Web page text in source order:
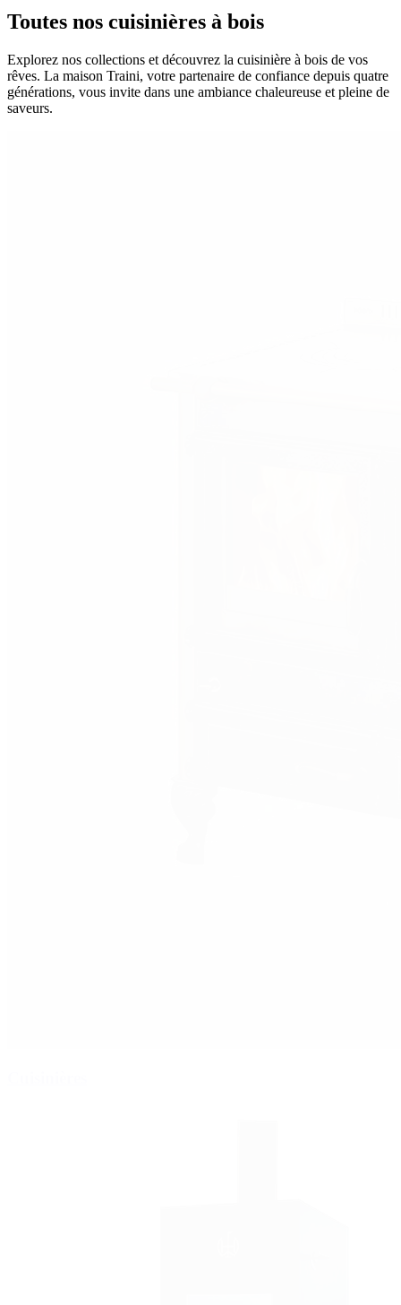
Toutes nos cuisinières à bois
Explorez nos collections et découvrez la cuisinière à bois de vos
rêves. La maison Traini, votre partenaire de confiance depuis quatre
générations, vous invite dans une ambiance chaleureuse et pleine de
saveurs.